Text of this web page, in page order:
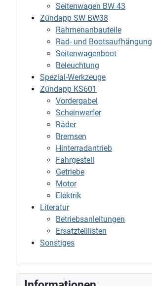
Seitenwagen BW 43
Zündapp SW BW38
Rahmenanbauteile
Rad- und Bootsaufhängung
Seitenwagenboot
Beleuchtung
Spezial-Werkzeuge
Zündapp KS601
Vordergabel
Scheinwerfer
Räder
Bremsen
Hinterradantrieb
Fahrgestell
Getriebe
Motor
Elektrik
Literatur
Betriebsanleitungen
Ersatzteillisten
Sonstiges